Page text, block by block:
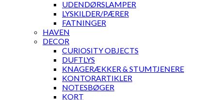
UDENDØRSLAMPER
LYSKILDER/PÆRER
FATNINGER
HAVEN
DECOR
CURIOSITY OBJECTS
DUFTLYS
KNAGERÆKKER & STUMTJENERE
KONTORARTIKLER
NOTESBØGER
KORT